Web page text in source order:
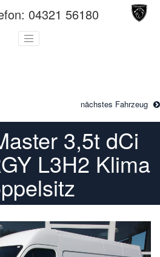
04321 56180
nächstes Fahrzeug
3,5t dCi
L3H2 Klima